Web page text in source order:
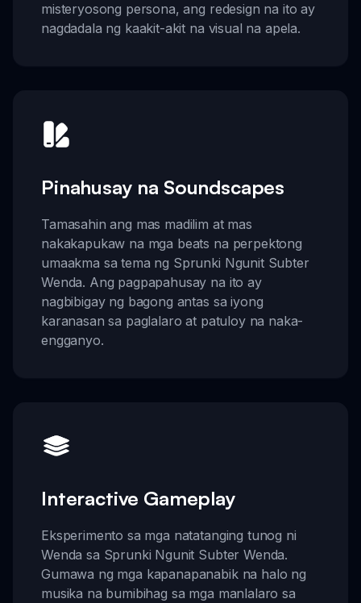
misteryosong persona, ang redesign na ito ay
nagdadala ng kaakit-akit na visual na apela.
Pinahusay na Soundscapes
Tamasahin ang mas madilim at mas
nakakapukaw na mga beats na perpektong
umaakma sa tema ng Sprunki Ngunit Subter
Wenda. Ang pagpapahusay na ito ay
nagbibigay ng bagong antas sa iyong
karanasan sa paglalaro at patuloy na naka-
engganyo.
Interactive Gameplay
Eksperimento sa mga natatanging tunog ni
Wenda sa Sprunki Ngunit Subter Wenda.
Gumawa ng mga kapanapanabik na halo ng
musika na bumibihag sa mga manlalaro sa